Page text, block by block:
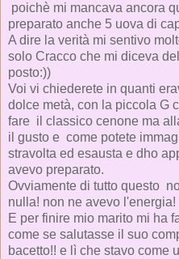
poichè mi mancava ancora
preparato anche 5 uova di
A dire la verità mi sentivo
solo Cracco che mi diceva
posto:))
Voi vi chiederete in quanti
dolce metà, con la piccola G
fare il classico cenone ma
il gusto e come potete
stravolta ed esausta e dho
avevo preparato.
Ovviamente di tutto questo
nulla! non ne avevo l'energia!
E per finire mio marito mi ha
come se salutasse il suo
bacetto!! e lì che stavo come